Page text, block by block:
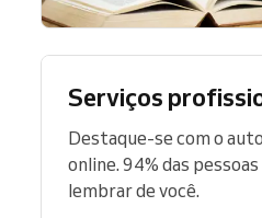
Serviços
Destaque-se com o
online. 94% das
lembrar de você.